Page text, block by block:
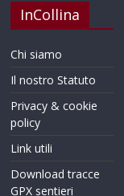
InCollina
Chi siamo
Il nostro Statuto
Privacy & cookie
policy
Link utili
Download tracce
GPX sentieri